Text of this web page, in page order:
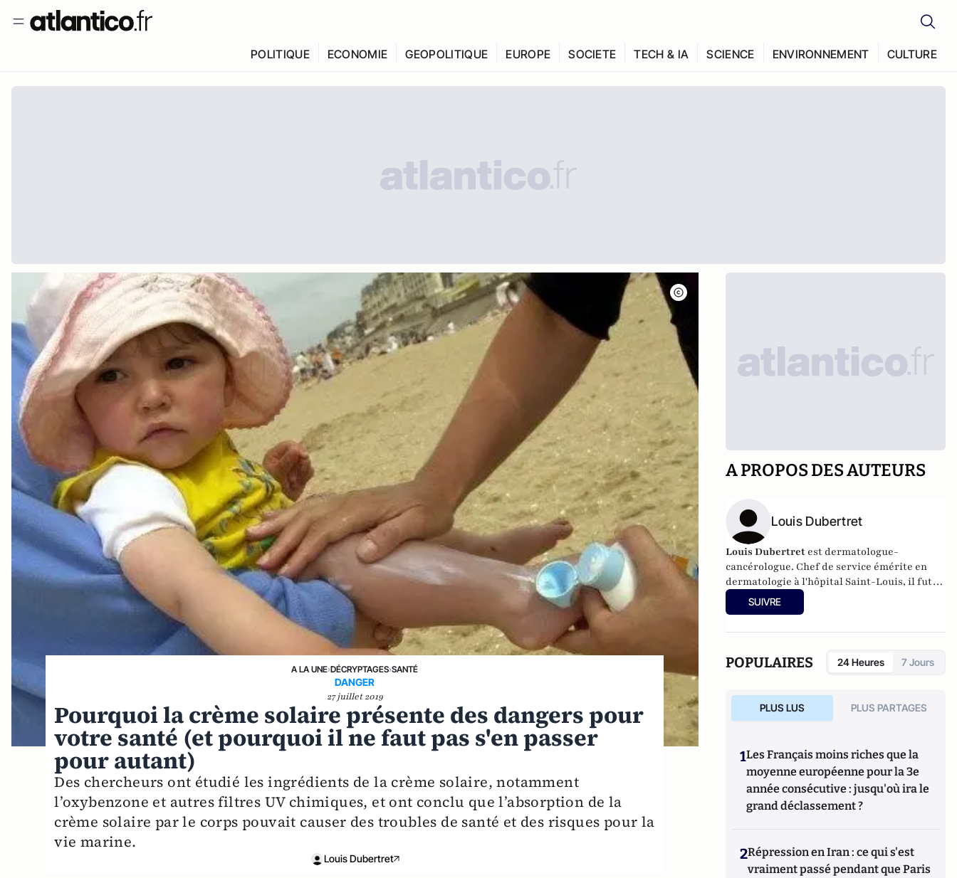
POLITIQUE ECONOMIE GEOPOLITIQUE EUROPE SOCIETE TECH & IA SCIENCE ENVIRONNEMENT CULTURE
A LA UNE›DÉCRYPTAGES›SANTÉ
DANGER
27 juillet 2019
Pourquoi la crème solaire présente des dangers pour
votre santé (et pourquoi il ne faut pas s'en passer
pour autant)
Des chercheurs ont étudié les ingrédients de la crème solaire, notamment
l’oxybenzone et autres filtres UV chimiques, et ont conclu que l’absorption de la
crème solaire par le corps pouvait causer des troubles de santé et des risques pour la
vie marine.
Louis Dubertret
A PROPOS DES AUTEURS
Louis Dubertret
Louis Dubertret est dermatologue-
cancérologue. Chef de service émérite en
dermatologie à l'hôpital Saint-Louis, il fut
également président de la Société française
de photobiologie.
SUIVRE
POPULAIRES 24 Heures 7 Jours
PLUS LUS PLUS PARTAGES
1Les Français moins riches que la
moyenne européenne pour la 3e
année consécutive : jusqu'où ira le
grand déclassement ?
2Répression en Iran : ce qui s'est
vraiment passé pendant que Paris